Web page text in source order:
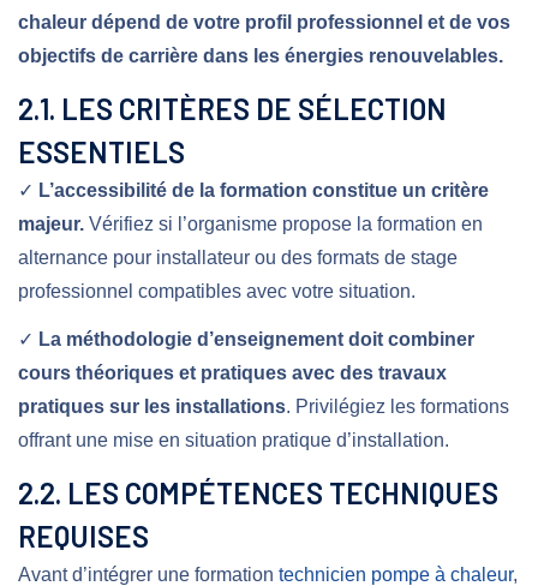
chaleur dépend de votre profil professionnel et de vos
objectifs de carrière dans les énergies renouvelables.
2.1. LES CRITÈRES DE SÉLECTION
ESSENTIELS
✓ L’accessibilité de la formation constitue un critère
majeur. Vérifiez si l’organisme propose la formation en
alternance pour installateur ou des formats de stage
professionnel compatibles avec votre situation.
✓ La méthodologie d’enseignement doit combiner
cours théoriques et pratiques avec des travaux
pratiques sur les installations. Privilégiez les formations
offrant une mise en situation pratique d’installation.
2.2. LES COMPÉTENCES TECHNIQUES
REQUISES
Avant d’intégrer une formation technicien pompe à chaleur,